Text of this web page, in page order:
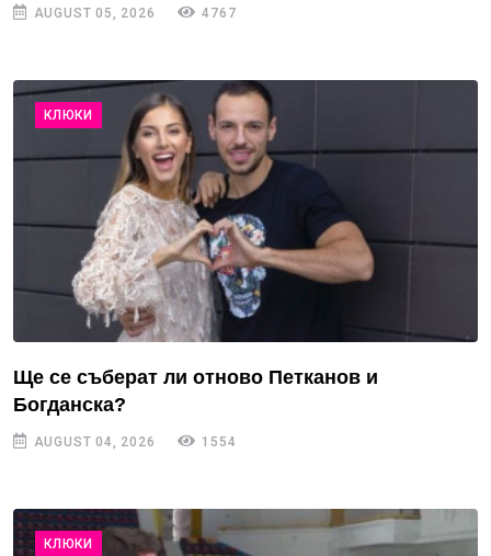
AUGUST 05, 2026 4767
КЛЮКИ
Ще се съберат ли отново Петканов и
Богданска?
AUGUST 04, 2026 1554
КЛЮКИ